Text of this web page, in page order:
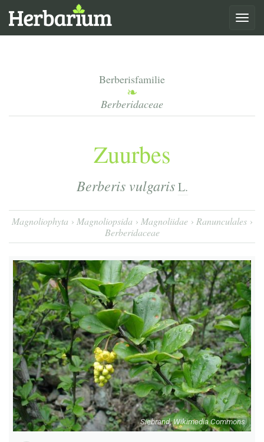
Toggle
Berberisfamilie
Berberidaceae
Zuurbes
Berberis vulgaris L.
Magnoliophyta Magnoliopsida Magnoliidae
Ranunculales
Berberidaceae
Siebrand, Wikimedia Commons